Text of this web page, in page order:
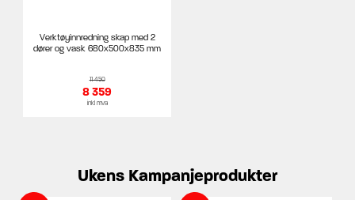
Verktøyinnredning skap med 2
dører og vask 680x500x835 mm
11 450
8 359
inkl mva
Ukens Kampanjeprodukter